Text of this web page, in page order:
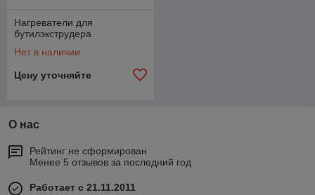
Нагреватели для
бутилэкструдера
Нет в наличии
Цену уточняйте
О нас
Рейтинг не сформирован
Менее 5 отзывов за последний год
Работает с 21.11.2011